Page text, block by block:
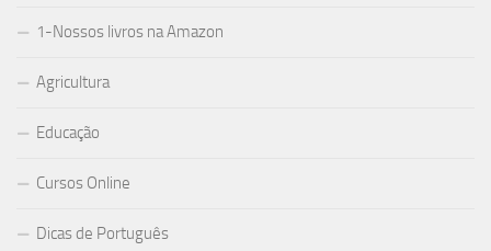
1-Nossos livros na Amazon
Agricultura
Educação
Cursos Online
Dicas de Português